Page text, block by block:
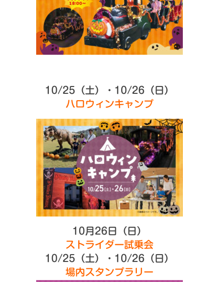
10/25（土）・10/26（日）
ハロウィンキャンプ
10月26日（日）
ストライダー試乗会
10/25（土）・10/26（日）
場内スタンプラリー